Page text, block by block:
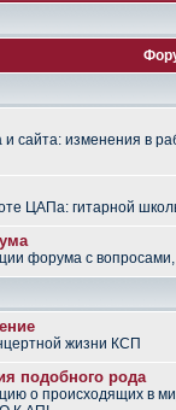
сайта: изменения в
ЦАПа: гитарной
форума с
жизни КСП
подобного рода
о происходящих в